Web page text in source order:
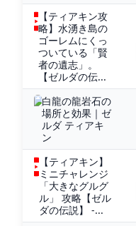
【ティアキン攻
略】水湧き島の
ゴーレムにくっ
ついている「賢
者の遺志」。
【ゼルダの伝...
白龍の龍岩石の
場所と効果｜ゼ
ルダ ティアキ
ン
【ティアキン】
ミニチャレンジ
「大きなグルグ
ル」 攻略【ゼル
ダの伝説】 -...